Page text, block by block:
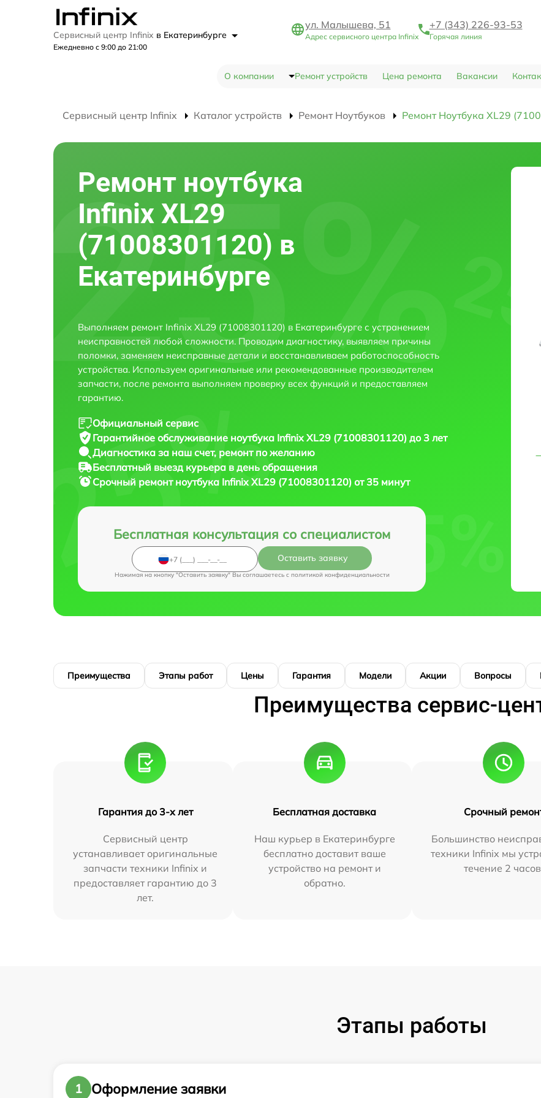
Сервисный центр Infinix в Екатеринбурге
Ежедневно с 9:00 до 21:00
ул. Малышева, 51
Адрес сервисного центра Infinix
+7 (343) 226-93-53
Горячая линия
О компании Ремонт устройств Цена ремонта Вакансии
Сервисный центр Infinix Каталог устройств Ремонт Ноутбуков Ремонт Ноутбука XL29
Ремонт ноутбука
Infinix XL29
(71008301120) в
Екатеринбурге
Выполняем ремонт Infinix XL29 (71008301120) в Екатеринбурге с устранением
неисправностей любой сложности. Проводим диагностику, выявляем причины
поломки, заменяем неисправные детали и восстанавливаем работоспособность
устройства. Используем оригинальные или рекомендованные производителем
запчасти, после ремонта выполняем проверку всех функций и предоставляем
гарантию.
Официальный сервис
Гарантийное обслуживание ноутбука Infinix XL29 (71008301120) до 3 лет
Диагностика за наш счет, ремонт по желанию
Бесплатный выезд курьера в день обращения
Срочный ремонт ноутбука Infinix XL29 (71008301120) от 35 минут
Бесплатная консультация со специалистом
Оставить заявку
Нажимая на кнопку "Оставить заявку" Вы соглашаетесь c политикой конфиденциальности
Преимущества Этапы работ Цены Гарантия Модели Акции Вопросы
Преимущества сервис-
Гарантия до 3-х лет
Сервисный центр
устанавливает оригинальные
запчасти техники Infinix и
предоставляет гарантию до 3
лет.
Бесплатная доставка
Наш курьер в Екатеринбурге
бесплатно доставит ваше
устройство на ремонт и
обратно.
Срочный
Большинство
техники Infinix мы
течение 2
Этапы работы
1
Оформление заявки